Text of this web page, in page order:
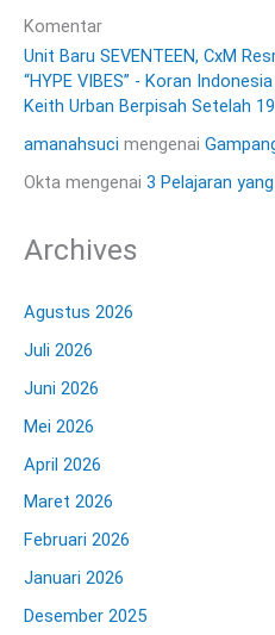
Komentar
Unit Baru SEVENTEEN, CxM
“HYPE VIBES” - Koran Indonesia
Keith Urban Berpisah Setelah
amanahsuci mengenai
Okta mengenai 3 Pelajaran
Archives
Agustus 2026
Juli 2026
Juni 2026
Mei 2026
April 2026
Maret 2026
Februari 2026
Januari 2026
Desember 2025